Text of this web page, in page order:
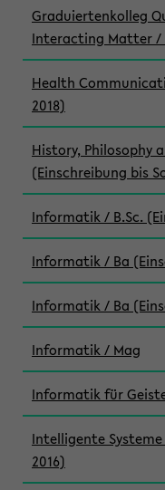
Graduiertenkolleg
Interacting Matter /
Health
2018)
History, Philosophy
(Einschreibung bis
Informatik / B.Sc.
Informatik / Ba
Informatik / Ba
Informatik / Mag
Informatik für
Intelligente Systeme
2016)